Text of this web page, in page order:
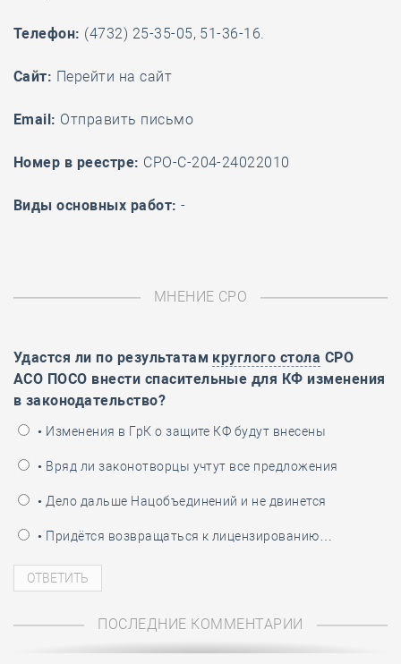
Телефон: (4732) 25-35-05, 51-36-16.
Cайт: Перейти на сайт
Email: Отправить письмо
Номер в реестре: СРО-С-204-24022010
Виды основных работ: -
МНЕНИЕ СРО
Удастся ли по результатам круглого стола СРО
АСО ПОСО внести спасительные для КФ изменения
в законодательство?
• Изменения в ГрК о защите КФ будут внесены
• Вряд ли законотворцы учтут все предложения
• Дело дальше Нацобъединений и не двинется
• Придётся возвращаться к лицензированию…
ПОСЛЕДНИЕ КОММЕНТАРИИ